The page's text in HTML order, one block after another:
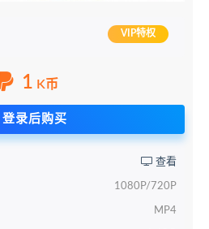
VIP特权
1 K币
登录后购买
查看
1080P/720P
MP4